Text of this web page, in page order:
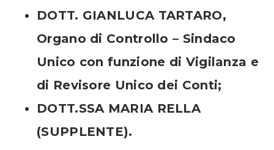
DOTT. GIANLUCA TARTARO,
Organo di Controllo – Sindaco
Unico con funzione di Vigilanza e
di Revisore Unico dei Conti;
DOTT.SSA MARIA RELLA
(SUPPLENTE).